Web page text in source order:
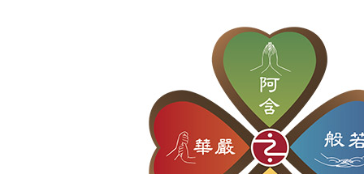
不執著、不妄想，當下即圓滿。
心不跟隨現下煩惱，不隨就不會
學佛，就是學著拭去塵埃。
不要看小小的慈悲，它是無盡的
禪修，讓思緒單純，讓靈性清楚